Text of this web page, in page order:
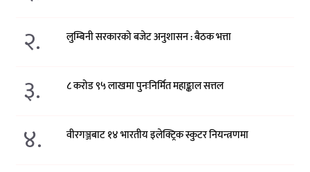
२. लुम्बिनी सरकारको बजेट अनुशासन : बैठक भत्ता
३. ८ करोड ९५ लाखमा पुनःनिर्मित महाङ्काल सत्तल
४. वीरगञ्जबाट १४ भारतीय इलेक्ट्रिक स्कुटर नियन्त्रणमा